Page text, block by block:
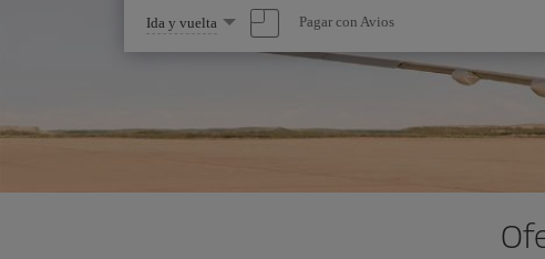
Seleccione
una
opción
Ida y vuelta Pagar con Avios